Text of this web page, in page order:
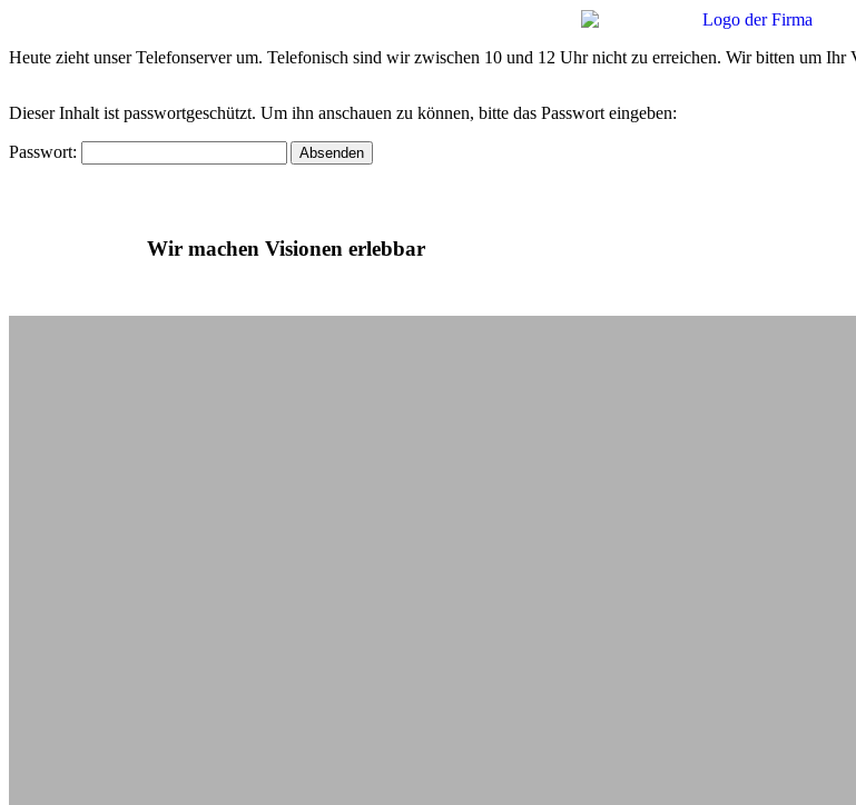
Heute zieht unser Telefonserver um. Telefonisch sind wir zwischen 10 und 12 Uhr nicht zu erreichen. Wir bitten um
Dieser Inhalt ist passwortgeschützt. Um ihn anschauen zu können, bitte das Passwort eingeben:
Passwort:
Wir machen Visionen erlebbar